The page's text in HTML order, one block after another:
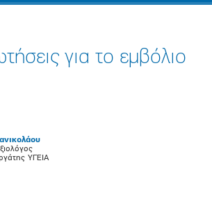
για το εμβόλιο
ΥΓΕΙΑ